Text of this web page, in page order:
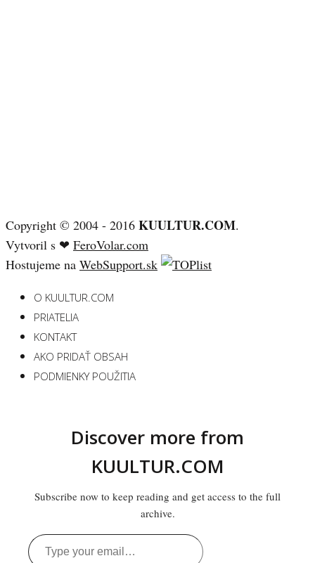
Copyright © 2004 - 2016 KUULTUR.COM.
Vytvoril s ❤ FeroVolar.com
Hostujeme na WebSupport.sk
O KUULTUR.COM
PRIATELIA
KONTAKT
AKO PRIDAŤ OBSAH
PODMIENKY POUŽITIA
Discover more from
KUULTUR.COM
Subscribe now to keep reading and get access to the full
archive.
Type